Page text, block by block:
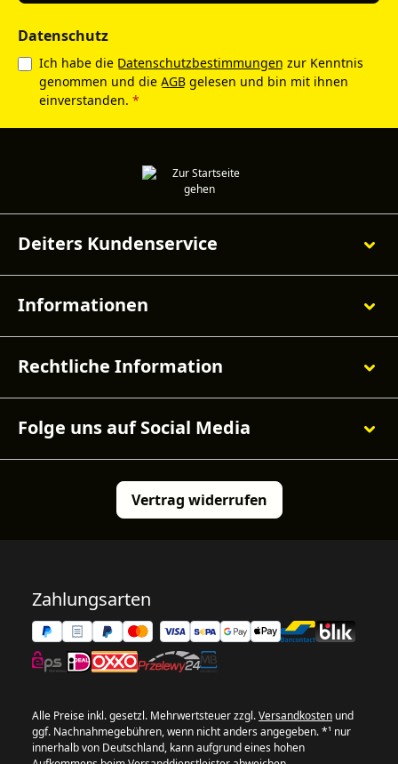
Datenschutz
Ich habe die Datenschutzbestimmungen zur Kenntnis
genommen und die AGB gelesen und bin mit ihnen
einverstanden. *
Deiters Kundenservice
Informationen
Rechtliche Information
Folge uns auf Social Media
Vertrag widerrufen
Zahlungsarten
Alle Preise inkl. gesetzl. Mehrwertsteuer zzgl.Versandkosten und
ggf. Nachnahmegebühren, wenn nicht anders angegeben. *¹ nur
innerhalb von Deutschland, kann aufgrund eines hohen